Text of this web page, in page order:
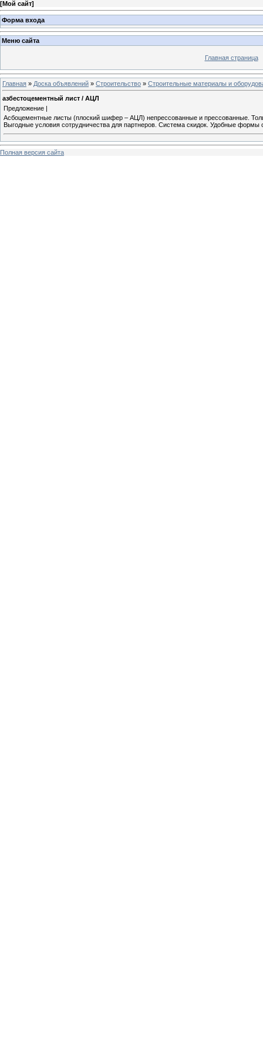
[Мой сайт]
Форма входа
Меню сайта
Главная страница
Главная » Доска объявлений » Строительство » Строительные материалы и
азбестоцементный лист / АЦЛ
Предложение |
Асбоцементные листы (плоский шифер – АЦЛ) непрессованные и прессованные.
Выгодные условия сотрудничества для партнеров. Система скидок. Удобные
Полная версия сайта